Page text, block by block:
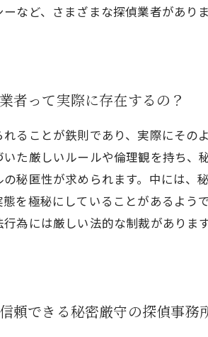
など、さまざまな探偵業者があ
者って実際に存在するの？
ることが鉄則であり、実際にそ
た厳しいルールや倫理観を持ち
秘匿性が求められます。中には
を極秘にしていることがあるよ
為には厳しい法的な制裁があり
頼できる秘密厳守の探偵事務